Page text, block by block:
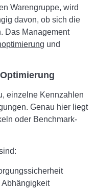
Warengruppe, wird
davon, ob sich die
Das Management
und
einzelne Kennzahlen
Genau hier liegt
oder Benchmark-
Abhängigkeit